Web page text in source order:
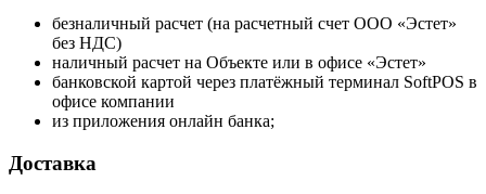
безналичный расчет (на расчетный счет ООО «Эстет»
без НДС)
наличный расчет на Объекте или в офисе «Эстет»
банковской картой через платёжный терминал SoftPOS в
офисе компании
из приложения онлайн банка;
Доставка